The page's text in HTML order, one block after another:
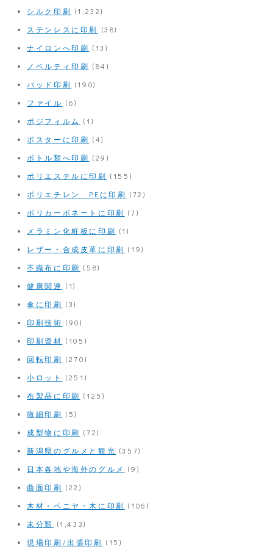
シルク印刷 (1,232)
ステンレスに印刷 (38)
ナイロンへ印刷 (13)
ノベルティ印刷 (84)
パッド印刷 (190)
ファイル (6)
ポジフィルム (1)
ポスターに印刷 (4)
ボトル類へ印刷 (29)
ポリエステルに印刷 (155)
ポリエチレン PEに印刷 (72)
ポリカーボネートに印刷 (7)
メラミン化粧板に印刷 (1)
レザー・合成皮革に印刷 (19)
不織布に印刷 (58)
健康関連 (1)
傘に印刷 (3)
印刷技術 (90)
印刷資材 (105)
回転印刷 (270)
小ロット
(251)
布製品に印刷 (125)
微細印刷 (5)
成型物に印刷 (72)
新潟県のグルメと観光 (357)
日本各地や海外のグルメ
(9)
曲面印刷 (22)
木材・ベニヤ・木に印刷 (106)
未分類 (1,433)
現場印刷/出張印刷 (15)